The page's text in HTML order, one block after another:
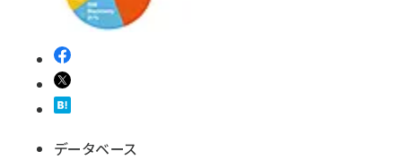
データベース